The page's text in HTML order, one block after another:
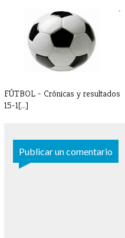
FÚTBOL - Partidos y horarios 7-
FÚTBOL - Crónicas y resultados
15-1[...]
Publicar un comentario